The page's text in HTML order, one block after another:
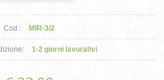
Cod.: MIR-3/2
1-2 giorni lavorativi